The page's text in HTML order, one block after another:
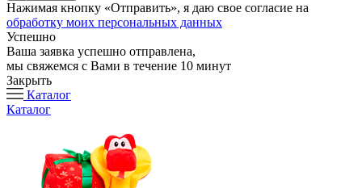
Нажимая кнопку «Отправить», я даю свое согласие на
обработку моих персональных данных
Успешно
Ваша заявка успешно отправлена,
мы свяжемся с Вами в течение 10 минут
Закрыть
Каталог
Каталог